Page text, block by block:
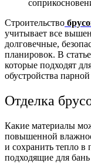
Строительство
учитывает все
долговечные,
планировок. В
которые подходят
обустройства
Отделка
Какие материалы
повышенной
и сохранить тепло
подходящие для